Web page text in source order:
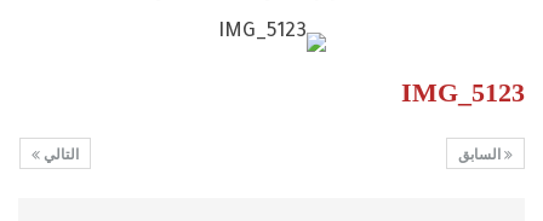
IMG_5123
التالي السابق